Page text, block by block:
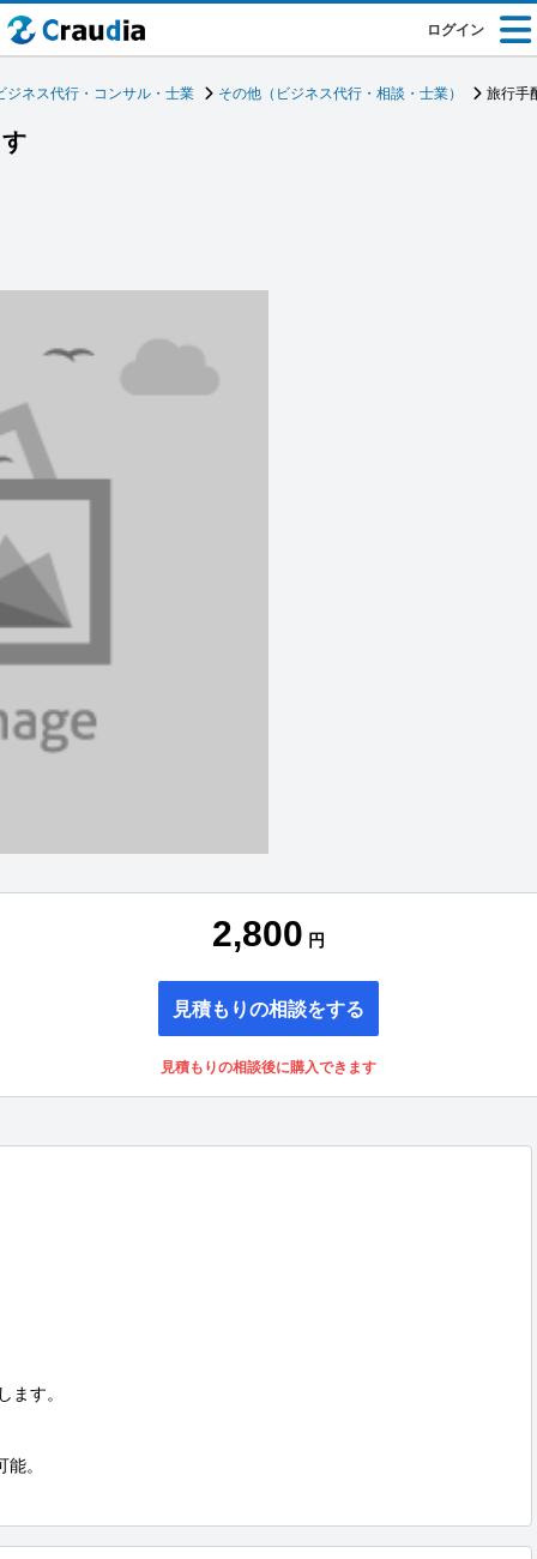
ログイン
ジネス代行・コンサル・士業 その他（ビジネス代行・相談・士業） 旅行手
2,800 円
見積もりの相談をする
見積もりの相談後に購入できます
ます。
。